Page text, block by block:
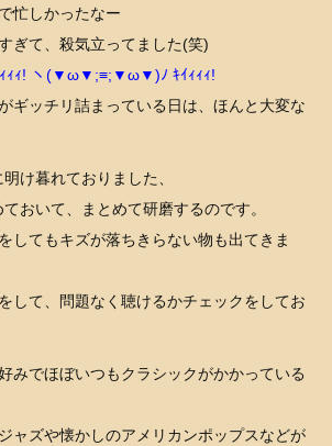
忙しかったなー
ぎて、殺気立ってました(笑)
ｨｨｨ! ヽ(▼ω▼;≡;▼ω▼)ﾉ ｷｲｨｨｨ!
ギッチリ詰まっている日は、ほんと大変な
け暮れておりました、
おいて、まとめて研磨するのです。
してもキズが落ちきらない物も出てきま
して、問題なく聴けるかチェックをしてお
みでほぼいつもクラシックがかかっている
ャズや懐かしのアメリカンポップスなどが